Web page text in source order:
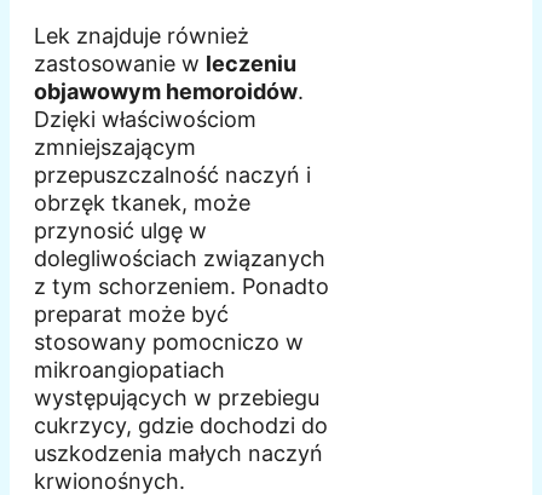
Lek znajduje również
zastosowanie w leczeniu
objawowym hemoroidów.
Dzięki właściwościom
zmniejszającym
przepuszczalność naczyń i
obrzęk tkanek, może
przynosić ulgę w
dolegliwościach związanych
z tym schorzeniem. Ponadto
preparat może być
stosowany pomocniczo w
mikroangiopatiach
występujących w przebiegu
cukrzycy, gdzie dochodzi do
uszkodzenia małych naczyń
krwionośnych.